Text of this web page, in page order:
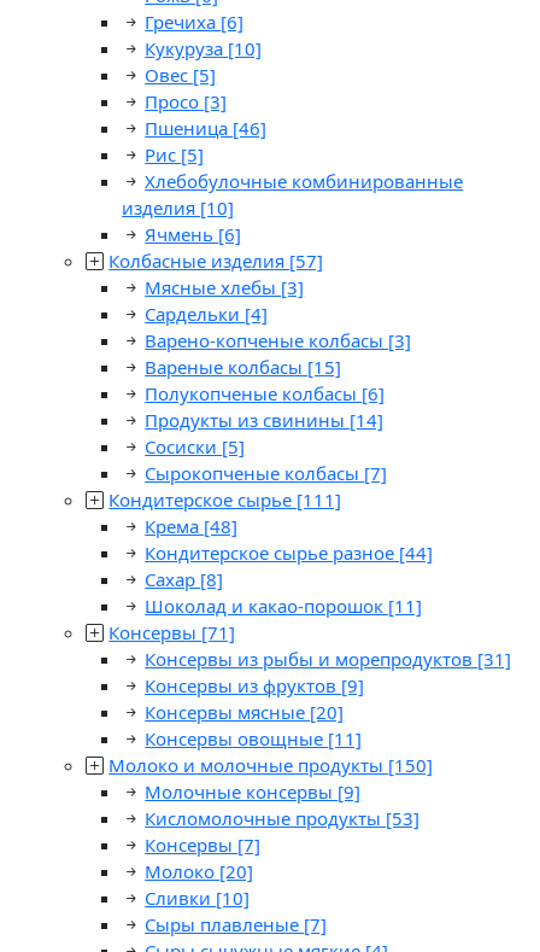
Гречиха [6]
Кукуруза [10]
Овес [5]
Просо [3]
Пшеница [46]
Рис [5]
Хлебобулочные комбинированные
изделия [10]
Ячмень [6]
Колбасные изделия [57]
Мясные хлебы [3]
Сардельки [4]
Варено-копченые колбасы [3]
Вареные колбасы [15]
Полукопченые колбасы [6]
Продукты из свинины [14]
Сосиски [5]
Сырокопченые колбасы [7]
Кондитерское сырье [111]
Крема [48]
Кондитерское сырье разное [44]
Сахар [8]
Шоколад и какао-порошок [11]
Консервы [71]
Консервы из рыбы и морепродуктов [31]
Консервы из фруктов [9]
Консервы мясные [20]
Консервы овощные [11]
Молоко и молочные продукты [150]
Молочные консервы [9]
Кисломолочные продукты [53]
Консервы [7]
Молоко [20]
Сливки [10]
Сыры плавленые [7]